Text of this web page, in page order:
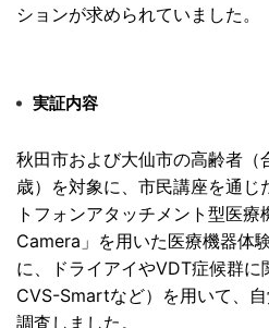
ションが求められてい ました。
実証内容
秋田市および大仙市の高齢者（
歳）を対象に、 市民講座を通じ
トフォンアタッチメント型医
Camera」 を用いた医療機器体
に、
ドライアイやVDT症候群
CVS-Smartなど）を用いて、
調査しました。